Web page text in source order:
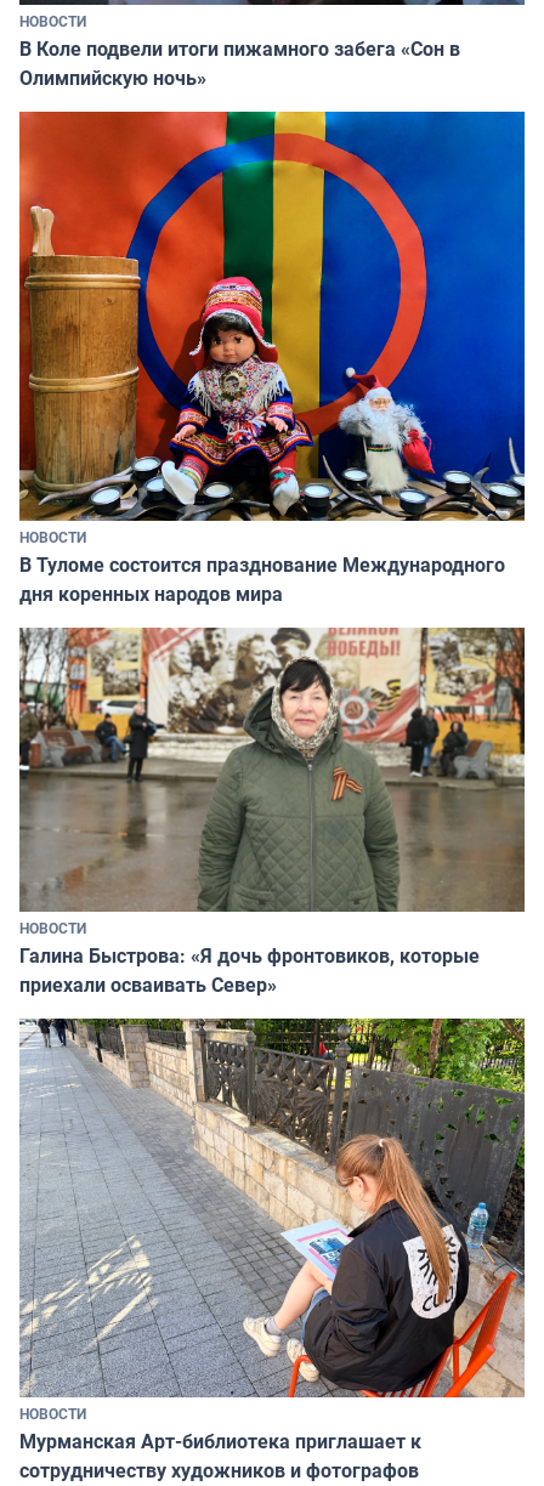
НОВОСТИ
В Коле подвели итоги пижамного забега «Сон в
Олимпийскую ночь»
НОВОСТИ
В Туломе состоится празднование Международного
дня коренных народов мира
НОВОСТИ
Галина Быстрова: «Я дочь фронтовиков, которые
приехали осваивать Север»
НОВОСТИ
Мурманская Арт-библиотека приглашает к
сотрудничеству художников и фотографов